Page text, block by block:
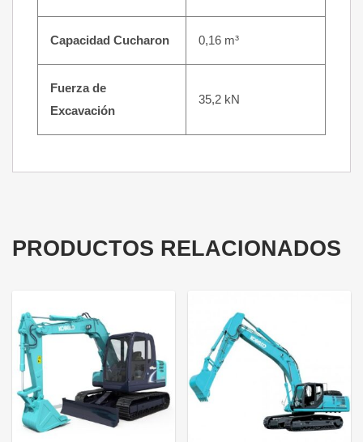
Capacidad Cucharon 0,16 m³
Fuerza de
Excavación
35,2 kN
PRODUCTOS RELACIONADOS